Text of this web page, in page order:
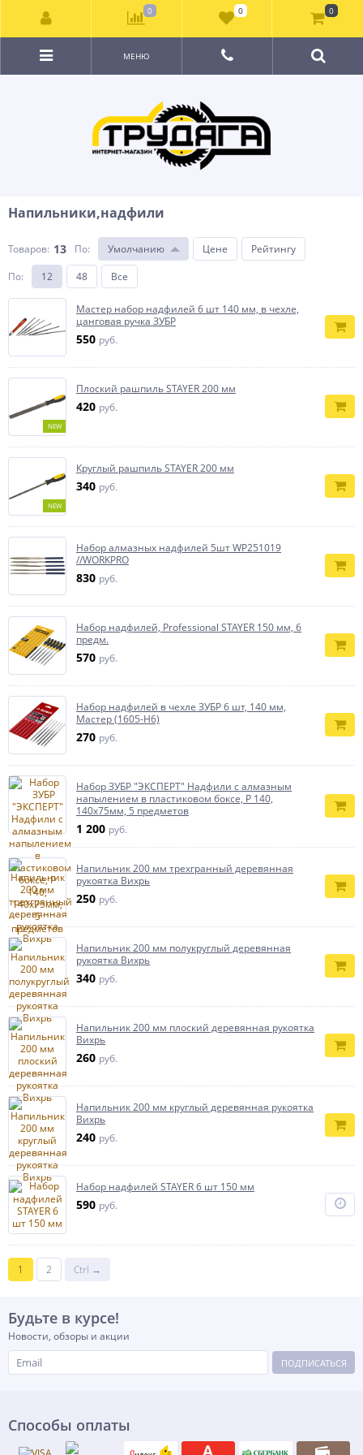
МЕНЮ
Напильники,надфили
Товаров: 13 По: Умолчанию Цене
Рейтингу
По: 12 48 Все
Мастер набор надфилей 6 шт 140 мм, в чехле,
цанговая ручка ЗУБР
550 руб.
NEW
Плоский рашпиль STAYER 200 мм
420 руб.
NEW
Круглый рашпиль STAYER 200 мм
340 руб.
Набор алмазных надфилей 5шт WP251019
//WORKPRO
830 руб.
Набор надфилей, Professional STAYER 150 мм, 6
предм.
570 руб.
Набор надфилей в чехле ЗУБР 6 шт, 140 мм,
Мастер (1605-H6)
270 руб.
Набор ЗУБР ″ЭКСПЕРТ″ Надфили с алмазным
напылением в пластиковом боксе, P 140,
140х75мм, 5 предметов
1 200 руб.
Напильник 200 мм трехгранный деревянная
рукоятка Вихрь
250 руб.
Напильник 200 мм полукруглый деревянная
рукоятка Вихрь
340 руб.
Напильник 200 мм плоский деревянная рукоятка
Вихрь
260 руб.
Напильник 200 мм круглый деревянная рукоятка
Вихрь
240 руб.
Набор надфилей STAYER 6 шт 150 мм
590 руб.
1 2 Ctrl →
Будьте в курсе!
Новости, обзоры и акции
ПОДПИСАТЬСЯ
Способы оплаты
0 0 0